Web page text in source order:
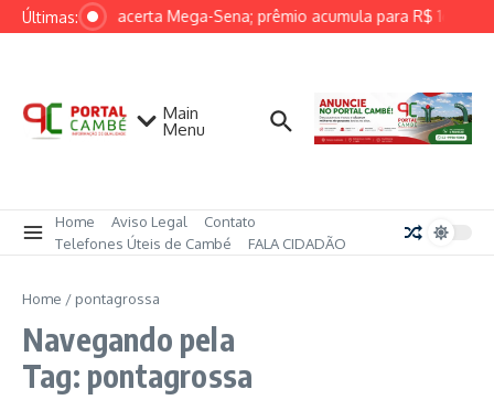
Ir para o conteúdo
Últimas:
Ninguém acerta Mega-Sena; prêmio acumula para R$ 165
Main
Menu
Home Aviso Legal
Contato
Telefones Úteis de Cambé
FALA CIDADÃO
Home / pontagrossa
Navegando pela
Tag: pontagrossa